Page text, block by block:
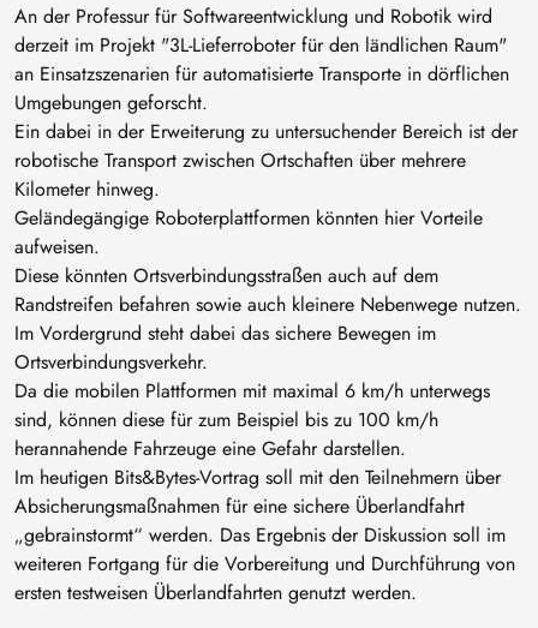
An der Professur für Softwareentwicklung und Robotik wird
derzeit im Projekt "3L-Lieferroboter für den ländlichen Raum"
an Einsatzszenarien für automatisierte Transporte in dörflichen
Umgebungen geforscht.
Ein dabei in der Erweiterung zu untersuchender Bereich ist der
robotische Transport zwischen Ortschaften über mehrere
Kilometer hinweg.
Geländegängige Roboterplattformen könnten hier Vorteile
aufweisen.
Diese könnten Ortsverbindungsstraßen auch auf dem
Randstreifen befahren sowie auch kleinere Nebenwege nutzen.
Im Vordergrund steht dabei das sichere Bewegen im
Ortsverbindungsverkehr.
Da die mobilen Plattformen mit maximal 6 km/h unterwegs
sind, können diese für zum Beispiel bis zu 100 km/h
herannahende Fahrzeuge eine Gefahr darstellen.
Im heutigen Bits&Bytes-Vortrag soll mit den Teilnehmern über
Absicherungsmaßnahmen für eine sichere Überlandfahrt
„gebrainstormt“ werden. Das Ergebnis der Diskussion soll im
weiteren Fortgang für die Vorbereitung und Durchführung von
ersten testweisen Überlandfahrten genutzt werden.